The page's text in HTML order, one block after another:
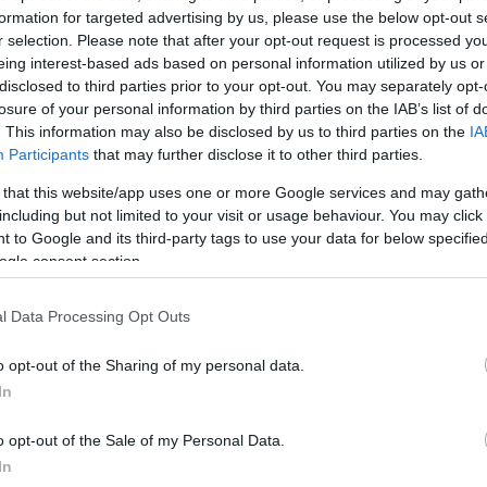
for targeted advertising by us, please use the below opt-out
selection. Please note that after your opt-out request is processed
interest-based ads based on personal information utilized by us
to third parties prior to your opt-out. You may separately
of your personal information by third parties on the IAB’s list of
This information may also be disclosed by us to third parties on the
Participants that may further disclose it to other third parties.
that this website/app uses one or more Google services and may
but not limited to your visit or usage behaviour. You may
to Google and its third-party tags to use your data for below
consent section.
Data Processing Opt Outs
opt-out of the Sharing of my personal data.
opt-out of the Sale of my Personal Data.
εξετάζουν με προσοχή την υπόθεση και είναι
λένε οι συγγενείς της μικρής, καθώς εκτιμούν ότι
δεν ήθελαν εμφανιστούν στην
το αυτόφωροκαι να μην συλληφθούν για
ανηλίκου.
να πήγαινε σχολείο και συνήθιζε μόνο του
των γονιών του – να περιφέρεται όλη την ημέρα